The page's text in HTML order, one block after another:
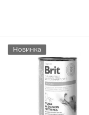
Новинка